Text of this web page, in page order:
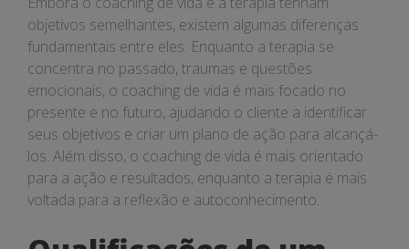
objetivos semelhantes, existem algumas diferenças
fundamentais entre eles. Enquanto a terapia se
concentra no passado, traumas e questões
emocionais, o coaching de vida é mais focado no
presente e no futuro, ajudando o cliente a identificar
seus objetivos e criar um plano de ação para alcançá-
los. Além disso, o coaching de vida é mais orientado
para a ação e resultados, enquanto a terapia é mais
voltada para a reflexão e autoconhecimento.